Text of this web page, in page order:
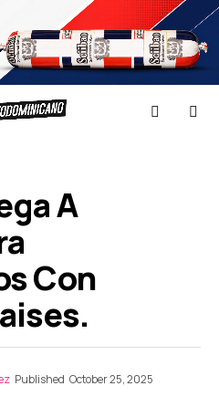
A
Con
Published October 25, 2025